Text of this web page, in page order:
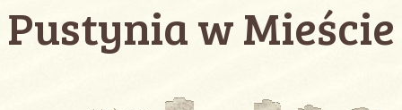
Pustynia w Mieście